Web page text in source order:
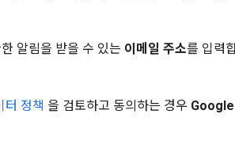
알림을 받을 수 있는 이메일 주소를 입력
정책 을 검토하고 동의하는 경우 Google